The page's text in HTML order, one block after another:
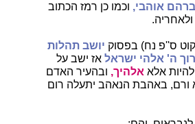
אוהבי, וכמו כן רמז הכתוב
ס''פ נח) בפסוק יושב תהלות
ה' אלהי ישראל אז ישב על
אלא אלהיך, ובהעיר האדם
ורם, באהבת הנאהב יתעלה רום